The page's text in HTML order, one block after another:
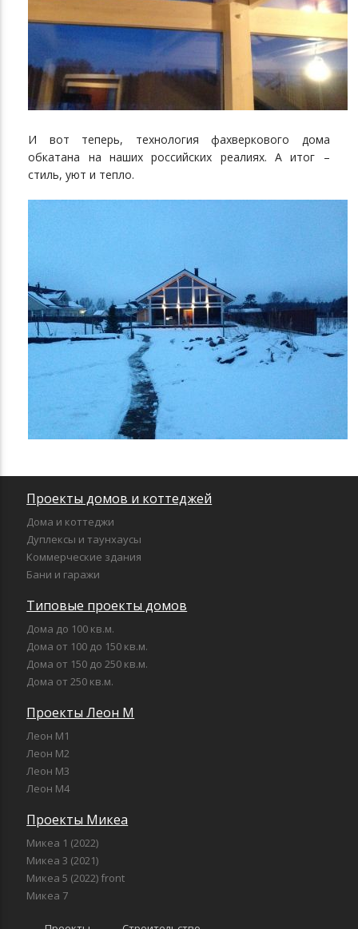
И вот теперь, технология фахверкового дома
обкатана на наших российских реалиях. А итог –
стиль, уют и тепло.
Проекты домов и коттеджей
Дома и коттеджи
Дуплексы и таунхаусы
Коммерческие здания
Бани и гаражи
Типовые проекты домов
Дома до 100 кв.м.
Дома от 100 до 150 кв.м.
Дома от 150 до 250 кв.м.
Дома от 250 кв.м.
Проекты Леон М
Леон М1
Леон М2
Леон М3
Леон М4
Проекты Микеа
Микеа 1 (2022)
Микеа 3 (2021)
Микеа 5 (2022) front
Микеа 7